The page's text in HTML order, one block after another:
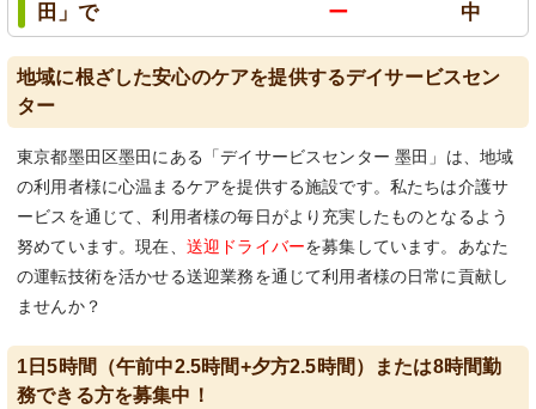
田」で
ー
中
地域に根ざした安心のケアを提供するデイサービスセン
ター
東京都墨田区墨田にある「デイサービスセンター 墨田」は、地域
の利用者様に心温まるケアを提供する施設です。私たちは介護サ
ービスを通じて、利用者様の毎日がより充実したものとなるよう
努めています。現在、 送迎ドライバーを募集しています。あなた
の運転技術を活かせる送迎業務を通じて利用者様の日常に貢献し
ませんか？
1日5時間（午前中2.5時間+夕方2.5時間）または8時間勤
務できる方を募集中！